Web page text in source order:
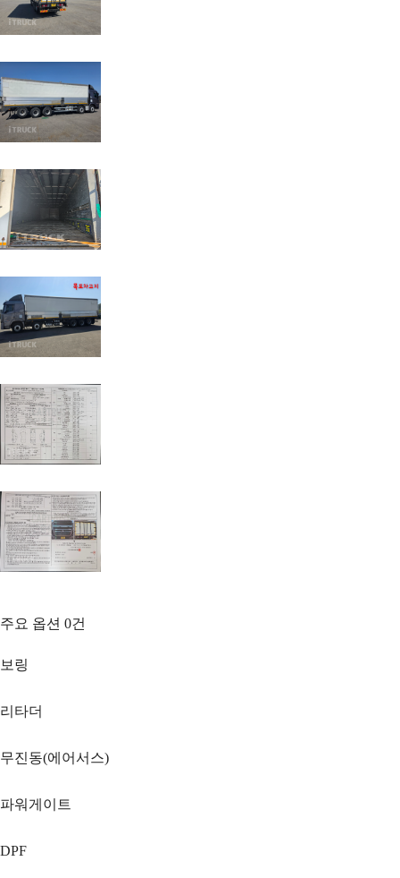
주요 옵션 0건
보링
리타더
무진동(에어서스)
파워게이트
DPF